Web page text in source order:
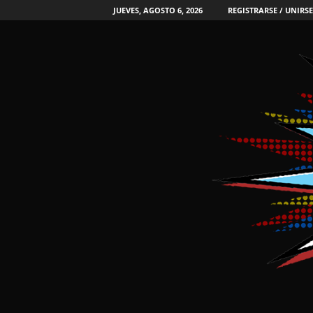
JUEVES, AGOSTO 6, 2026 REGISTRARSE / UNIRSE